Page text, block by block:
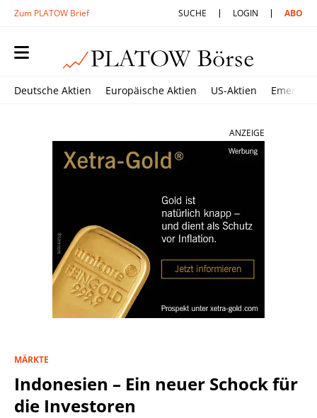
Zum PLATOW Brief SUCHE LOGIN ABO
Deutsche Aktien Europäische Aktien US-Aktien
ANZEIGE
MÄRKTE
Indonesien – Ein neuer Schock für
die Investoren